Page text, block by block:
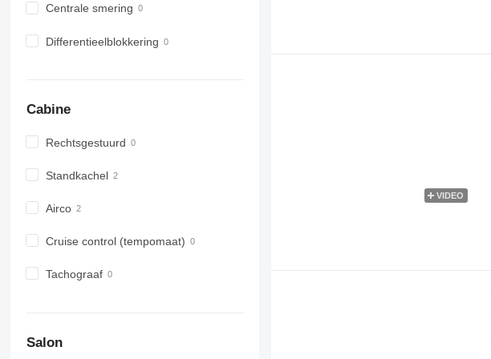
Centrale smering
Differentieelblokkering
Cabine
Rechtsgestuurd
Standkachel
Airco
Cruise control (tempomaat)
Tachograaf
Salon
VIDEO